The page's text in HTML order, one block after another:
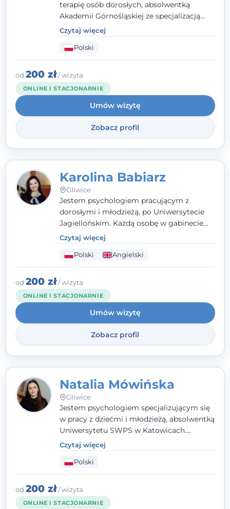
terapię osób dorosłych, absolwentką
Akademii Górnośląskiej ze specjalizacją
kliniczną. Oferuję konsultacje
psychologiczne i pierwszą pomoc
psychologiczną w kryzysie, przewlekłym
stresie czy obniżonym nastroju. Każde
spotkanie traktuję z szacunkiem,
uważnością i w atmosferze zaufania.
Czytaj więcej
Polski
od 200 zł/ wizyta
ONLINE I STACJONARNIE
Umów wizytę
Zobacz profil
Karolina Babiarz
Gliwice
Jestem psychologiem pracującym z
dorosłymi i młodzieżą, po Uniwersytecie
Jagiellońskim. Każdą osobę w gabinecie
traktuję jak osobną historię, którą poznaję,
budując relację opartą na zaufaniu i
empatii. Przyjmuję w Poradni Teraply.pl w
Gliwicach oraz online, po polsku i po
angielsku.
Czytaj więcej
Polski Angielski
od 200 zł/ wizyta
ONLINE I STACJONARNIE
Umów wizytę
Zobacz profil
Natalia Mówińska
Gliwice
Jestem psychologiem specjalizującym się
w pracy z dziećmi i młodzieżą, absolwentką
Uniwersytetu SWPS w Katowicach.
Prowadzę konsultacje oraz terapię
nastawioną na potrzeby dziecka i jego
rodziny. Najważniejsze jest dla mnie
stworzenie bezpiecznego miejsca, w
którym dziecko czuje się zauważone i
zrozumiane.
Czytaj więcej
Polski
od 200 zł/ wizyta
ONLINE I STACJONARNIE